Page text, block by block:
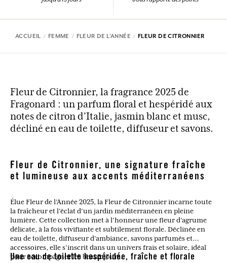
ACCUEIL FEMME FLEUR DE L'ANNÉE FLEUR DE CITRONNIER
Fleur de Citronnier, la fragrance 2025 de
Fragonard : un parfum floral et hespéridé aux
notes de citron d’Italie, jasmin blanc et musc,
décliné en eau de toilette, diffuseur et savons.
Fleur de Citronnier, une signature fraîche
et lumineuse aux accents méditerranéens
Élue Fleur de l’Année 2025, la Fleur de Citronnier incarne toute
la fraîcheur et l’éclat d’un jardin méditerranéen en pleine
lumière. Cette collection met à l’honneur une fleur d’agrume
délicate, à la fois vivifiante et subtilement florale. Déclinée en
eau de toilette, diffuseur d’ambiance, savons parfumés et
accessoires, elle s’inscrit dans un univers frais et solaire, idéal
pour accompagner les beaux jours.
Une eau de toilette hespéridée, fraîche et florale